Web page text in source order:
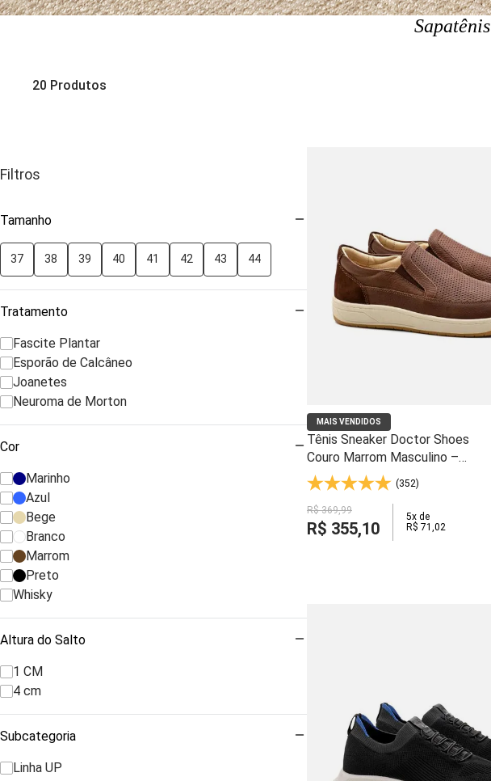
20 Produtos
Filtros
Tamanho
37 38 39 40 41 42 43 44
Cor
Marinho
Azul
Bege
Branco
Marrom
Preto
Whisky
Altura do Salto
1 CM
4 cm
Subcategoria
Linha UP
Tratamento
Fascite Plantar
Esporão de Calcâneo
Joanetes
Neuroma de Morton
MAIS VENDIDOS
Tênis Sneaker Doctor Shoes
Couro Marrom Masculino –
Palmilha Anti-Impacto - 2409
(352)
R$ 369,99
R$ 355,10
5x de
R$ 71 02